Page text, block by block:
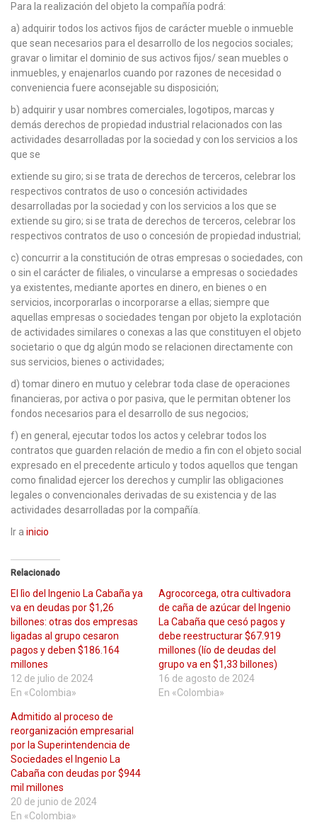
Para la realización del objeto la compañía podrá:
a) adquirir todos los activos fijos de carácter mueble o inmueble
que sean necesarios para el desarrollo de los negocios sociales;
gravar o limitar el dominio de sus activos fijos/ sean muebles o
inmuebles, y enajenarlos cuando por razones de necesidad o
conveniencia fuere aconsejable su disposición;
b) adquirir y usar nombres comerciales, logotipos, marcas y
demás derechos de propiedad industrial relacionados con las
actividades desarrolladas por la sociedad y con los servicios a los
que se
extiende su giro; si se trata de derechos de terceros, celebrar los
respectivos contratos de uso o concesión actividades
desarrolladas por la sociedad y con los servicios a los que se
extiende su giro; si se trata de derechos de terceros, celebrar los
respectivos contratos de uso o concesión de propiedad industrial;
c) concurrir a la constitución de otras empresas o sociedades, con
o sin el carácter de filiales, o vincularse a empresas o sociedades
ya existentes, mediante aportes en dinero, en bienes o en
servicios, incorporarlas o incorporarse a ellas; siempre que
aquellas empresas o sociedades tengan por objeto la explotación
de actividades similares o conexas a las que constituyen el objeto
societario o que dg algún modo se relacionen directamente con
sus servicios, bienes o actividades;
d) tomar dinero en mutuo y celebrar toda clase de operaciones
financieras, por activa o por pasiva, que le permitan obtener los
fondos necesarios para el desarrollo de sus negocios;
f) en general, ejecutar todos los actos y celebrar todos los
contratos que guarden relación de medio a fin con el objeto social
expresado en el precedente articulo y todos aquellos que tengan
como finalidad ejercer los derechos y cumplir las obligaciones
legales o convencionales derivadas de su existencia y de las
actividades desarrolladas por la compañía.
Ir a inicio
Relacionado
El lìo del Ingenio La Cabaña ya
va en deudas por $1,26
billones: otras dos empresas
ligadas al grupo cesaron
pagos y deben $186.164
millones
12 de julio de 2024
En «Colombia»
Agrocorcega, otra cultivadora
de caña de azúcar del Ingenio
La Cabaña que cesó pagos y
debe reestructurar $67.919
millones (lío de deudas del
grupo va en $1,33 billones)
16 de agosto de 2024
En «Colombia»
Admitido al proceso de
reorganización empresarial
por la Superintendencia de
Sociedades el Ingenio La
Cabaña con deudas por $944
mil millones
20 de junio de 2024
En «Colombia»